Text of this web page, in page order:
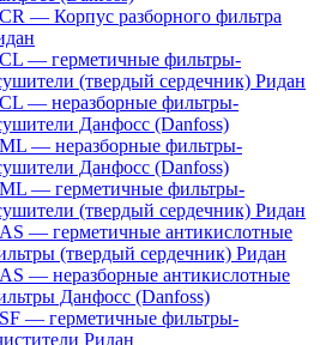
— Корпус разборного фильтра
— герметичные фильтры-
(твердый сердечник) Ридан
— неразборные фильтры-
Данфосс (Danfoss)
— неразборные фильтры-
Данфосс (Danfoss)
— герметичные фильтры-
(твердый сердечник) Ридан
— герметичные антикислотные
(твердый сердечник) Ридан
— неразборные антикислотные
Данфосс (Danfoss)
— герметичные фильтры-
Ридан